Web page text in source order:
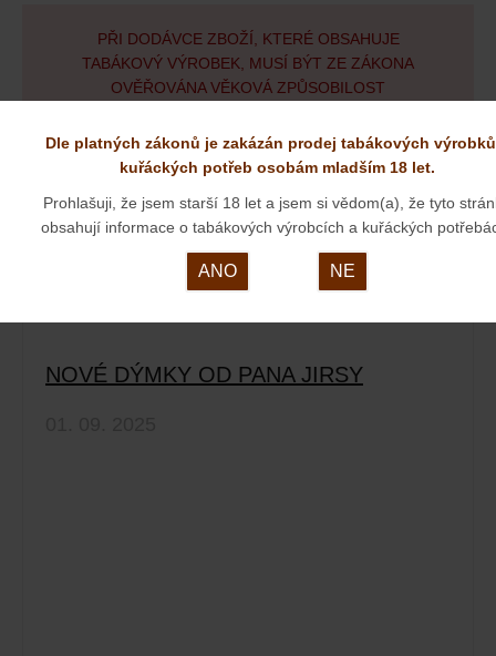
PŘI DODÁVCE ZBOŽÍ, KTERÉ OBSAHUJE
TABÁKOVÝ VÝROBEK, MUSÍ BÝT ZE ZÁKONA
OVĚŘOVÁNA VĚKOVÁ ZPŮSOBILOST
VÝROBKŮ.
zobrazit všechny aktuality
NOVÉ DÝMKY OD PANA JIRSY
Dle platných zákonů je zakázán prodej tabákových
kuřáckých potřeb osobám mladším 18 let.
Prohlašuji, že jsem starší 18 let a jsem si vědom(a), že tyto
obsahují informace o tabákových výrobcích a kuřáckých
ANO NE